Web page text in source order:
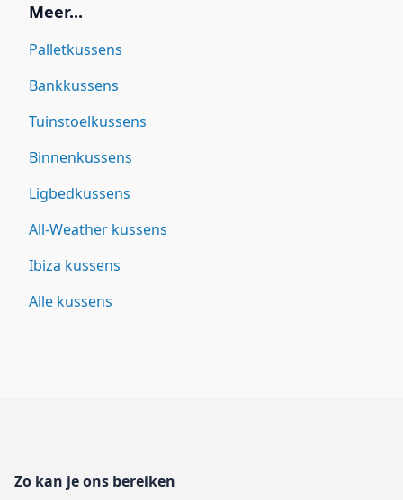
Meer...
Palletkussens
Bankkussens
Tuinstoelkussens
Binnenkussens
Ligbedkussens
All-Weather kussens
Ibiza kussens
Alle kussens
Zo kan je ons bereiken